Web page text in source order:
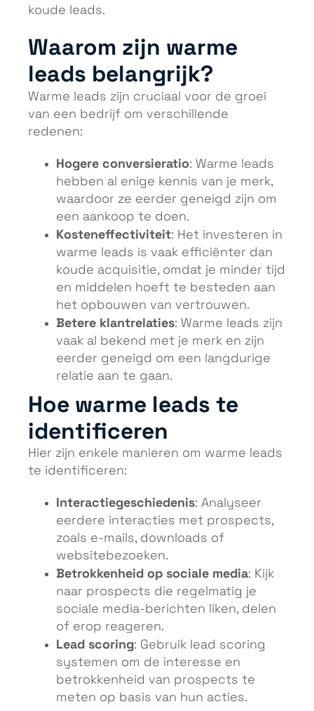
koude leads.
Waarom zijn warme
leads belangrijk?
Warme leads zijn cruciaal voor de groei
van een bedrijf om verschillende
redenen:
Hogere conversieratio: Warme leads
hebben al enige kennis van je merk,
waardoor ze eerder geneigd zijn om
een aankoop te doen.
Kosteneffectiviteit: Het investeren in
warme leads is vaak efficiënter dan
koude acquisitie, omdat je minder tijd
en middelen hoeft te besteden aan
het opbouwen van vertrouwen.
Betere klantrelaties: Warme leads zijn
vaak al bekend met je merk en zijn
eerder geneigd om een langdurige
relatie aan te gaan.
Hoe warme leads te
identificeren
Hier zijn enkele manieren om warme leads
te identificeren:
Interactiegeschiedenis: Analyseer
eerdere interacties met prospects,
zoals e-mails, downloads of
websitebezoeken.
Betrokkenheid op sociale media: Kijk
naar prospects die regelmatig je
sociale media-berichten liken, delen
of erop reageren.
Lead scoring: Gebruik lead scoring
systemen om de interesse en
betrokkenheid van prospects te
meten op basis van hun acties.